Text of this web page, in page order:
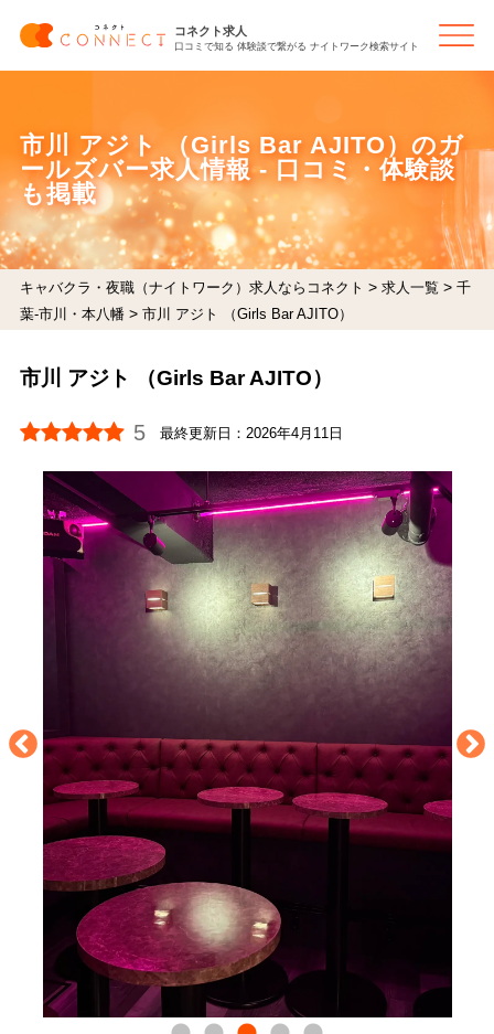
コネクト求人
口コミで知る 体験談で繋がる ナイトワーク検索サイト
市川 アジト （Girls Bar AJITO）のガ
ールズバー求人情報 - 口コミ・体験談
も掲載
キャバクラ・夜職（ナイトワーク）求人ならコネクト > 求人一覧 > 千
葉-市川・本八幡 > 市川 アジト （Girls Bar AJITO）
市川 アジト （Girls Bar AJITO）
5 最終更新日：2026年4月11日